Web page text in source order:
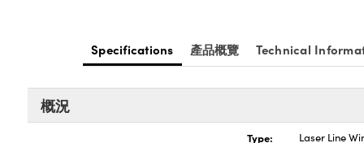
Specifications 產品概覽 Technical
概況
Type: Laser Line